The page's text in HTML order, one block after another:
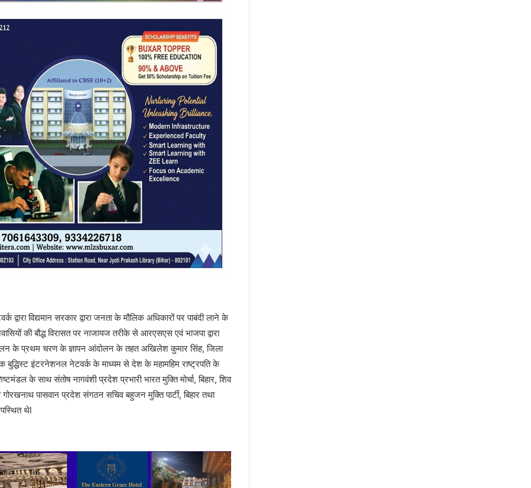
द्वारा विद्यमान सरकार द्वारा जनता के मौलिक अधिकारों पर पाबंदी लाने के
की बौद्ध विरासत पर नाजायज तरीके से आरएसएस एवं भाजपा द्वारा
के प्रथम चरण के ज्ञापन आंदोलन के तहत अखिलेश कुमार सिंह, जिला
बुद्धिस्ट इंटरनेशनल नेटवर्क के माध्यम से देश के महामहिम राष्ट्रपति के
के साथ संतोष नागवंशी प्रदेश प्रभारी भारत मुक्ति मोर्चा, बिहार, शिव
गोरखनाथ पासवान प्रदेश संगठन सचिव बहुजन मुक्ति पार्टी, बिहार तथा
थेl